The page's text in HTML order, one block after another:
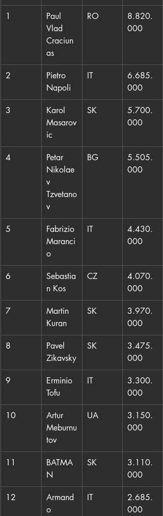
1
Paul
Vlad
Craciun
as
RO
8.820.
000
2
Pietro
Napoli
IT
6.685.
000
3
Karol
Masarov
ic
SK
5.700.
000
4
Petar
Nikolae
v
Tzvetano
v
BG
5.505.
000
5
Fabrizio
Maranci
o
IT
4.430.
000
6
Sebastia
n Kos
CZ
4.070.
000
7
Martin
Kuran
SK
3.970.
000
8
Pavel
Zikavsky
SK
3.475.
000
9
Erminio
Tofu
IT
3.300.
000
10
Artur
Meburnu
tov
UA
3.150.
000
11
BATMA
N
SK
3.110.
000
12
Armand
o
IT
2.685.
000